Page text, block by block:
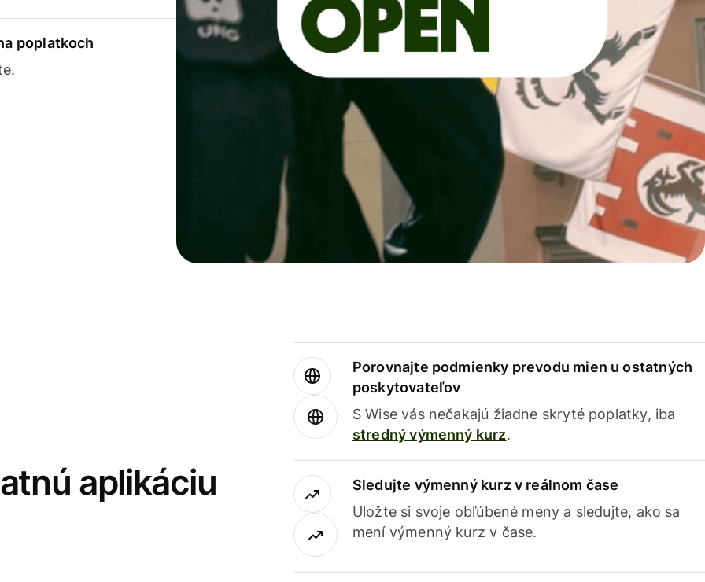
poplatkoch
aplikáciu
Porovnajte podmienky prevodu mien u ostatných
poskytovateľov
S Wise vás nečakajú žiadne skryté poplatky, iba
stredný výmenný kurz.
Sledujte výmenný kurz v reálnom čase
Uložte si svoje obľúbené meny a sledujte, ako sa
mení výmenný kurz v čase.